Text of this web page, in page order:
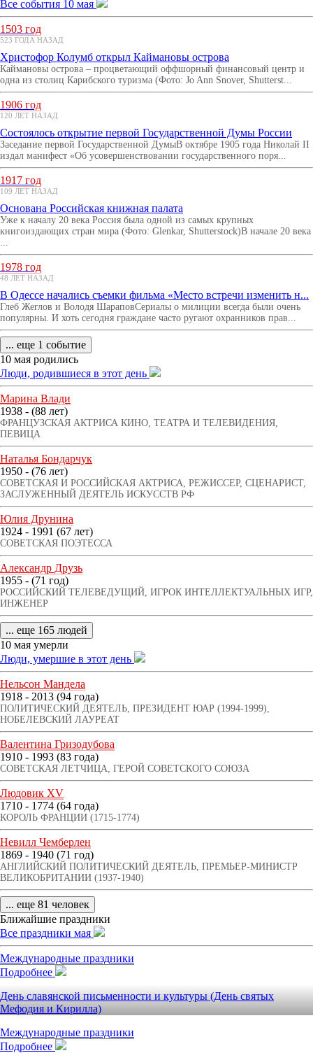
Все события 10 мая
1503 год
523 ГОДА НАЗАД
Христофор Колумб открыл Каймановы острова
Каймановы острова – процветающий оффшорный финансовый центр и
одна из столиц Карибского туризма (Фото: Jo Ann Snover, Shutterst...
1906 год
120 ЛЕТ НАЗАД
Состоялось открытие первой Государственной Думы России
Заседание первой Государственной ДумыВ октябре 1905 года Николай II
издал манифест «Об усовершенствовании государственного поря...
1917 год
109 ЛЕТ НАЗАД
Основана Российская книжная палата
Уже к началу 20 века Россия была одной из самых крупных
книгоиздающих стран мира (Фото: Glenkar, Shutterstock)В начале 20 века
...
1978 год
48 ЛЕТ НАЗАД
В Одессе начались съемки фильма «Место встречи изменить н...
Глеб Жеглов и Володя ШараповСериалы о милиции всегда были очень
популярны. И хоть сегодня граждане часто ругают охранников прав...
... еще 1 событие
10 мая родились
Люди, родившиеся в этот день
Марина Влади
1938 - (88 лет)
ФРАНЦУЗСКАЯ АКТРИСА КИНО, ТЕАТРА И ТЕЛЕВИДЕНИЯ,
ПЕВИЦА
Наталья Бондарчук
1950 - (76 лет)
СОВЕТСКАЯ И РОССИЙСКАЯ АКТРИСА, РЕЖИССЕР, СЦЕНАРИСТ,
ЗАСЛУЖЕННЫЙ ДЕЯТЕЛЬ ИСКУССТВ РФ
Юлия Друнина
1924 - 1991 (67 лет)
СОВЕТСКАЯ ПОЭТЕССА
Александр Друзь
1955 - (71 год)
РОССИЙСКИЙ ТЕЛЕВЕДУЩИЙ, ИГРОК ИНТЕЛЛЕКТУАЛЬНЫХ ИГР,
ИНЖЕНЕР
... еще 165 людей
10 мая умерли
Люди, умершие в этот день
Нельсон Мандела
1918 - 2013 (94 года)
ПОЛИТИЧЕСКИЙ ДЕЯТЕЛЬ, ПРЕЗИДЕНТ ЮАР (1994-1999),
НОБЕЛЕВСКИЙ ЛАУРЕАТ
Валентина Гризодубова
1910 - 1993 (83 года)
СОВЕТСКАЯ ЛЕТЧИЦА, ГЕРОЙ СОВЕТСКОГО СОЮЗА
Людовик XV
1710 - 1774 (64 года)
КОРОЛЬ ФРАНЦИИ (1715-1774)
Невилл Чемберлен
1869 - 1940 (71 год)
АНГЛИЙСКИЙ ПОЛИТИЧЕСКИЙ ДЕЯТЕЛЬ, ПРЕМЬЕР-МИНИСТР
ВЕЛИКОБРИТАНИИ (1937-1940)
... еще 81 человек
Ближайшие праздники
Все праздники мая
Международные праздники
Подробнее
День славянской письменности и культуры (День святых
Мефодия и Кирилла)
Международные праздники
Подробнее